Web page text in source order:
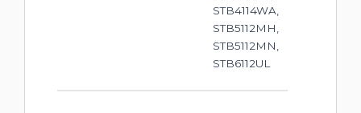
STB4114WA,
STB5112MH,
STB5112MN,
STB6112UL